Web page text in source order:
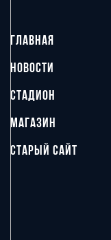
ГЛАВНАЯ
НОВОСТИ
СТАДИОН
МАГАЗИН
СТАРЫЙ САЙТ